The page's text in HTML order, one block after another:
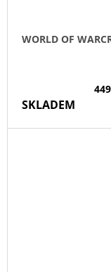
WORLD OF
SKLADEM